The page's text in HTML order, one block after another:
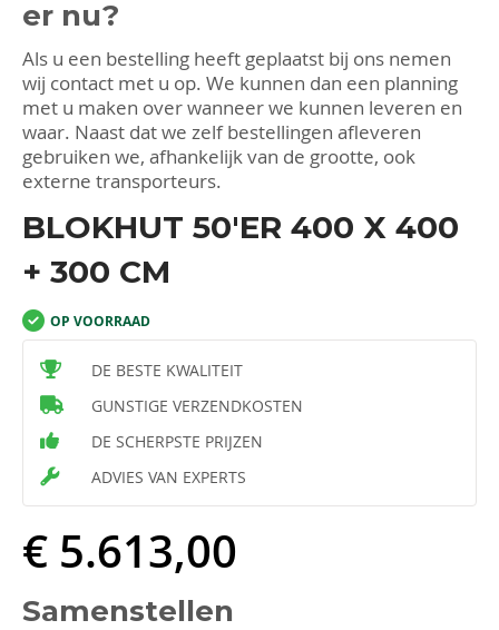
er nu?
Als u een bestelling heeft geplaatst bij ons nemen
wij contact met u op. We kunnen dan een planning
met u maken over wanneer we kunnen leveren en
waar. Naast dat we zelf bestellingen afleveren
gebruiken we, afhankelijk van de grootte, ook
externe transporteurs.
BLOKHUT 50'ER 400 X 400
+ 300 CM
OP VOORRAAD
DE BESTE KWALITEIT
GUNSTIGE VERZENDKOSTEN
DE SCHERPSTE PRIJZEN
ADVIES VAN EXPERTS
€ 5.613,00
Samenstellen